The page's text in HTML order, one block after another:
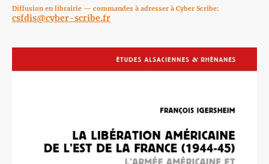
Diffusion en librairie — commandes à adresser à Cyber Scribe:
csfdis@cyber-scribe.fr